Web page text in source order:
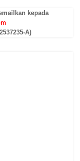
kepada
A)